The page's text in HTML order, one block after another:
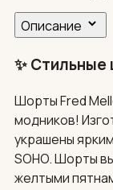
Описание
✨
Шорты Fred
модников!
украшены
SOHO. Шорты
желтыми